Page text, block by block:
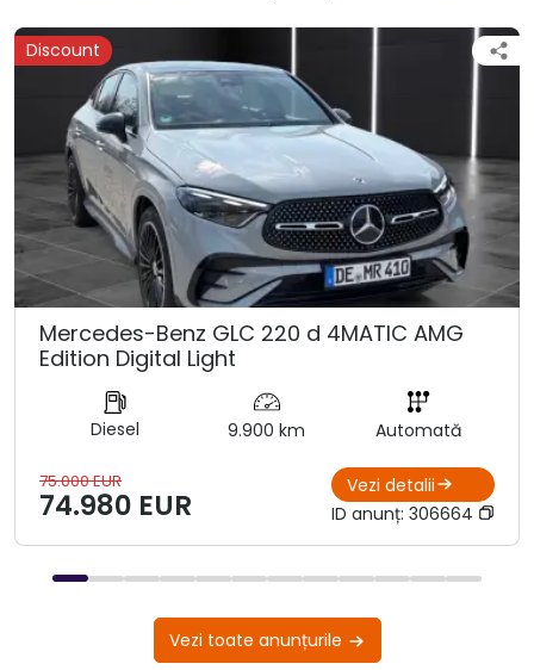
Discount
Mercedes-Benz GLC 220 d 4MATIC AMG
Edition Digital Light
Diesel 9.900 km Automată
75.000 EUR
74.980 EUR
Vezi detalii
ID anunț: 306664
Vezi toate anunțurile